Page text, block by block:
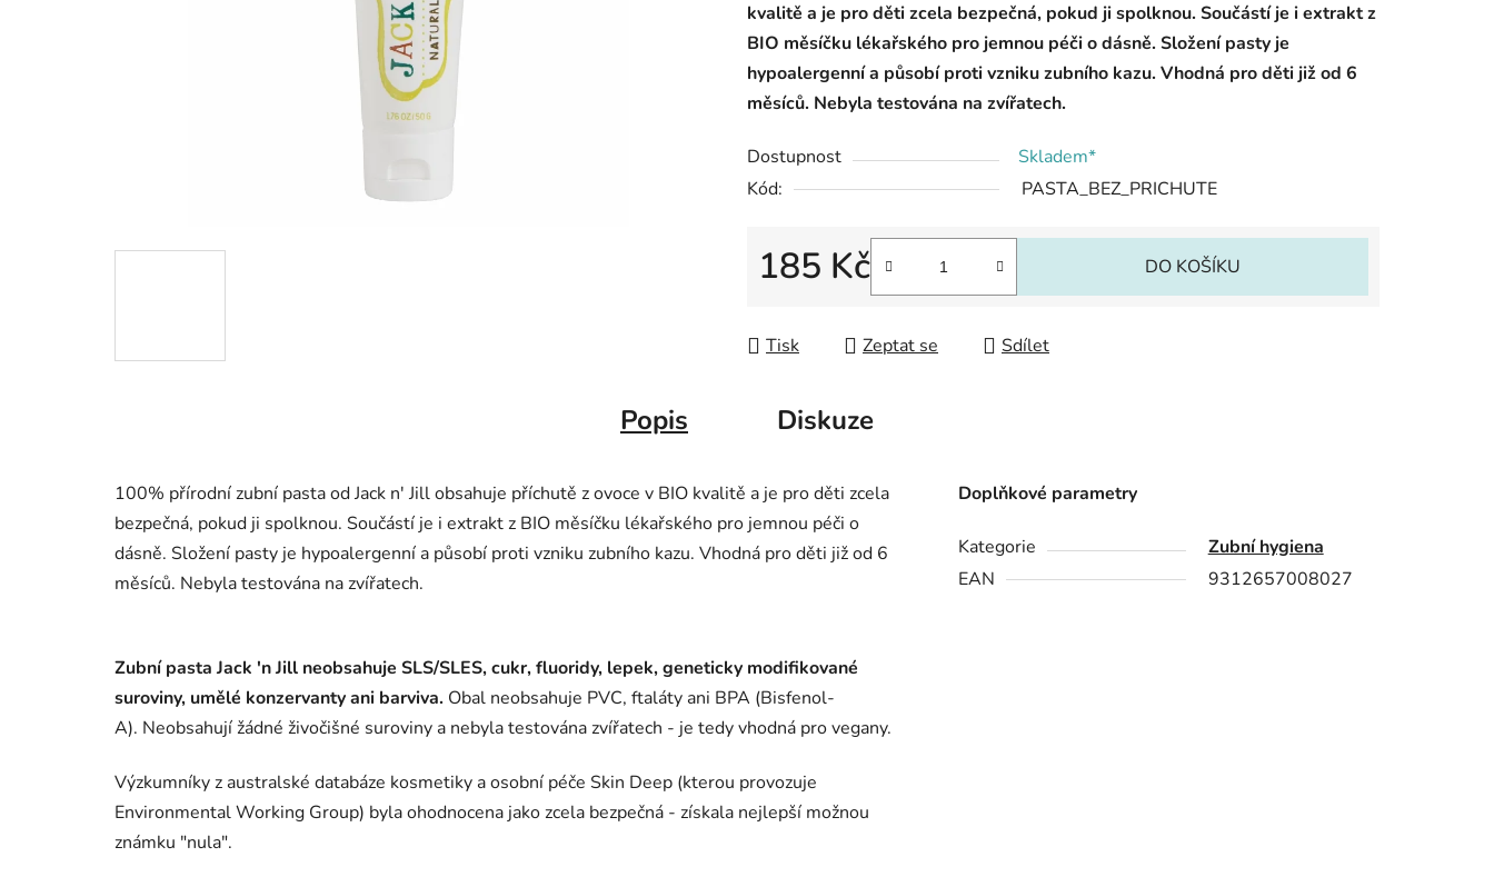
kvalitě a je pro děti zcela bezpečná, pokud ji spolknou. Součástí je i extrakt z
BIO měsíčku lékařského pro jemnou péči o dásně. Složení pasty je
hypoalergenní a působí proti vzniku zubního kazu. Vhodná pro děti již od 6
měsíců. Nebyla testována na zvířatech.
Dostupnost
Skladem*
Kód:
PASTA_BEZ_PRICHUTE
185 Kč DO KOŠÍKU
Tisk Zeptat se Sdílet
Popis Diskuze
100% přírodní zubní pasta od Jack n' Jill obsahuje příchutě z ovoce v BIO kvalitě a je pro děti zcela
bezpečná, pokud ji spolknou. Součástí je i extrakt z BIO měsíčku lékařského pro jemnou péči o
dásně. Složení pasty je hypoalergenní a působí proti vzniku zubního kazu. Vhodná pro děti již od 6
měsíců. Nebyla testována na zvířatech.
Zubní pasta Jack 'n Jill neobsahuje SLS/SLES, cukr, fluoridy, lepek, geneticky modifikované
suroviny, umělé konzervanty ani barviva. Obal neobsahuje PVC, ftaláty ani BPA (Bisfenol-
A). Neobsahují žádné živočišné suroviny a nebyla testována zvířatech - je tedy vhodná pro vegany.
Výzkumníky z australské databáze kosmetiky a osobní péče Skin Deep (kterou provozuje
Environmental Working Group) byla ohodnocena jako zcela bezpečná - získala nejlepší možnou
známku "nula".
Doplňkové parametry
Kategorie
Zubní hygiena
EAN
9312657008027